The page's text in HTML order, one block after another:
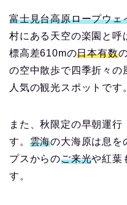
富士見台高原ロープウェ
村にある天空の楽園と
標高差610mの日本有数
の空中散歩で四季折々の
人気の観光スポットです
また、秋限定の早朝運行
す。 雲海の大海原は息を
プスからのご来光や紅葉
す。